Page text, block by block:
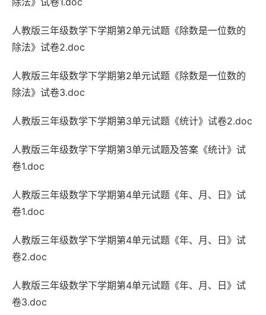
人教版三年级数学下学期第2单元试题《除数是一位数的
除法》试卷2.doc
人教版三年级数学下学期第2单元试题《除数是一位数的
除法》试卷3.doc
人教版三年级数学下学期第3单元试题《统计》试卷2.doc
人教版三年级数学下学期第3单元试题及答案《统计》试
卷1.doc
人教版三年级数学下学期第4单元试题《年、月、日》试
卷1.doc
人教版三年级数学下学期第4单元试题《年、月、日》试
卷2.doc
人教版三年级数学下学期第4单元试题《年、月、日》试
卷3.doc